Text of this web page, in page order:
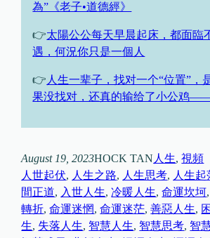
為”《老子•道德經》
👉太陽公公每天早晨起床，都面臨
遇，何況你只是一個人
👉 人生一辈子，找对一个“位置”，
果没找对，还真的输给了小公鸡
August 19, 2023HOCK TAN 人生, 視頻
人世起伏, 人生之路, 人生思考, 人生起
間正道, 入世人生, 冷暖人生, 命運坎坷
轉折, 命運迷惘, 命運迷茫, 善惡人生,
生, 失落人生, 智慧人生, 智慧思考, 智